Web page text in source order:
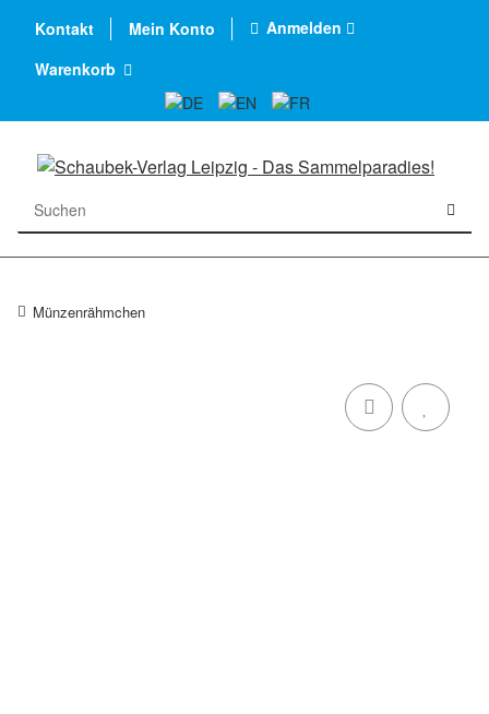
Kontakt Mein Konto
Anmelden
Warenkorb
Münzenrähmchen